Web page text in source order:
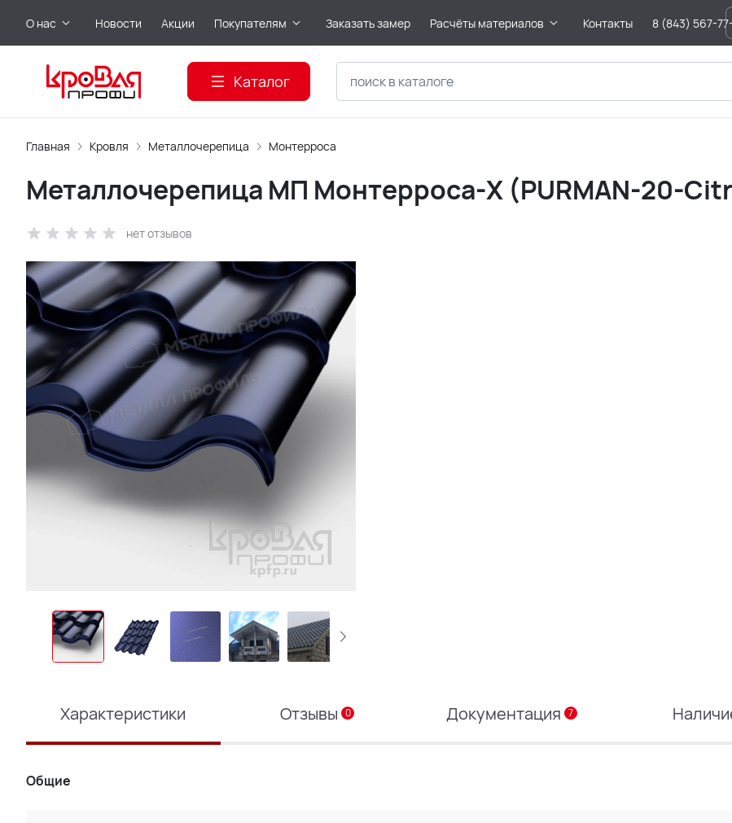
О нас Новости Акции Покупателям Заказать замер Расчёты материалов Контакты 8 (843) 567-
Каталог
Главная Кровля Металлочерепица Монтерроса
Металлочерепица МП Монтерроса-X (PURMAN-20-
нет отзывов
Характеристики Отзывы 0 Документация 7
Общие